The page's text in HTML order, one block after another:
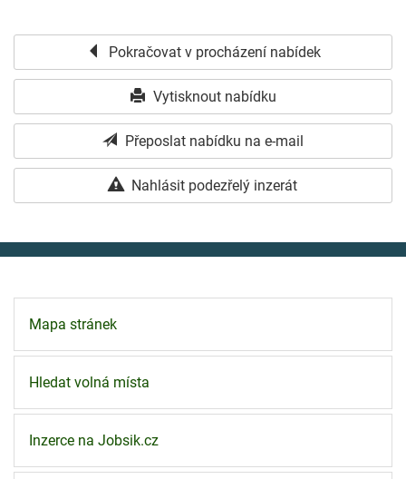
Pokračovat v procházení nabídek
Vytisknout nabídku
Přeposlat nabídku na e-mail
Nahlásit podezřelý inzerát
Mapa stránek
Hledat volná místa
Inzerce na Jobsik.cz